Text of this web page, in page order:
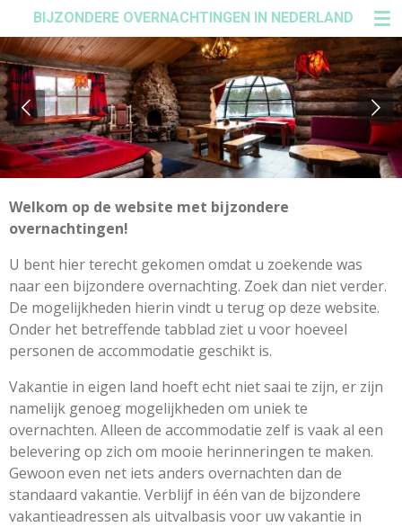
direct
naar
de
hoofdinhoud
BIJZONDERE OVERNACHTINGEN IN NEDERLAND
Welkom op de website met bijzondere
overnachtingen!
U bent hier terecht gekomen omdat u zoekende was
naar een bijzondere overnachting. Zoek dan niet verder.
De mogelijkheden hierin vindt u terug op deze website.
Onder het betreffende tabblad ziet u voor hoeveel
personen de accommodatie geschikt is.
Vakantie in eigen land hoeft echt niet saai te zijn, er zijn
namelijk genoeg mogelijkheden om uniek te
overnachten. Alleen de accommodatie zelf is vaak al een
belevering op zich om mooie herinneringen te maken.
Gewoon even net iets anders overnachten dan de
standaard vakantie. Verblijf in één van de bijzondere
vakantieadressen als uitvalbasis voor uw vakantie in